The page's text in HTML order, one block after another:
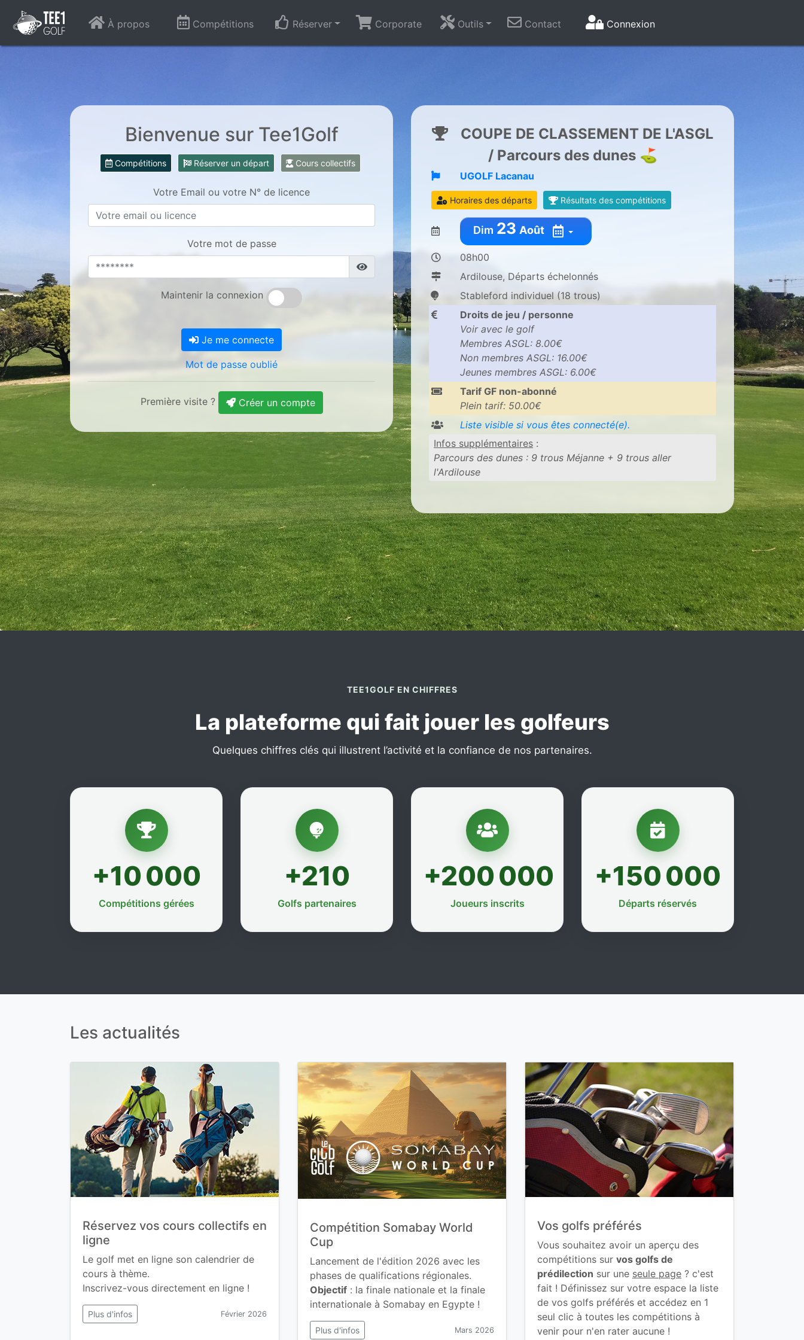
À propos Compétitions Réserver Corporate Outils Contact Connexion
Bienvenue sur Tee1Golf
Compétitions Réserver un départ Cours collectifs
Votre Email ou votre N° de licence
Votre mot de passe
Maintenir la connexion
Je me connecte
Mot de passe oublié
Première visite ? Créer un compte
COUPE DE CLASSEMENT DE L'ASGL
/ Parcours des dunes ⛳
UGOLF Lacanau
Horaires des départs Résultats des compétitions
Dim 23 Août
08h00
Ardilouse, Départs échelonnés
Stableford individuel (18 trous)
Droits de jeu / personne
Voir avec le golf
Membres ASGL: 8.00€
Non membres ASGL: 16.00€
Jeunes membres ASGL: 6.00€
Tarif GF non-abonné
Plein tarif: 50.00€
Liste visible si vous êtes connecté(e).
Infos supplémentaires :
Parcours des dunes : 9 trous Méjanne + 9 trous aller
l'Ardilouse
TEE1GOLF EN CHIFFRES
La plateforme qui fait jouer les golfeurs
Quelques chiffres clés qui illustrent l’activité et la confiance de nos partenaires.
+10 000
Compétitions gérées
+210
Golfs partenaires
+200 000
Joueurs inscrits
+150 000
Départs réservés
Les actualités
Réservez vos cours collectifs en
ligne
Le golf met en ligne son calendrier de
cours à thème.
Inscrivez-vous directement en ligne !
Plus d'infos Février 2026
Compétition Somabay World
Cup
Lancement de l'édition 2026 avec les
phases de qualifications régionales.
Objectif : la finale nationale et la finale
internationale à Somabay en Egypte !
Plus d'infos Mars 2026
Vos golfs préférés
Vous souhaitez avoir un aperçu des
compétitions sur vos golfs de
prédilection sur une seule page ? c'est
fait ! Définissez sur votre espace la liste
de vos golfs préférés et accédez en 1
seul clic à toutes les compétitions à
venir pour n'en rater aucune !